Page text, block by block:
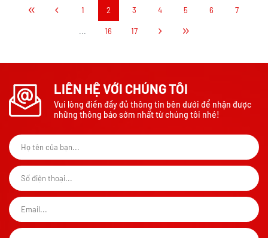
1 2 3 4 5 6 7
... 16 17
LIÊN HỆ VỚI CHÚNG TÔI
Vui lòng điền đầy đủ thông tin bên dưới để nhận được
những thông báo sớm nhất từ chúng tôi nhé!